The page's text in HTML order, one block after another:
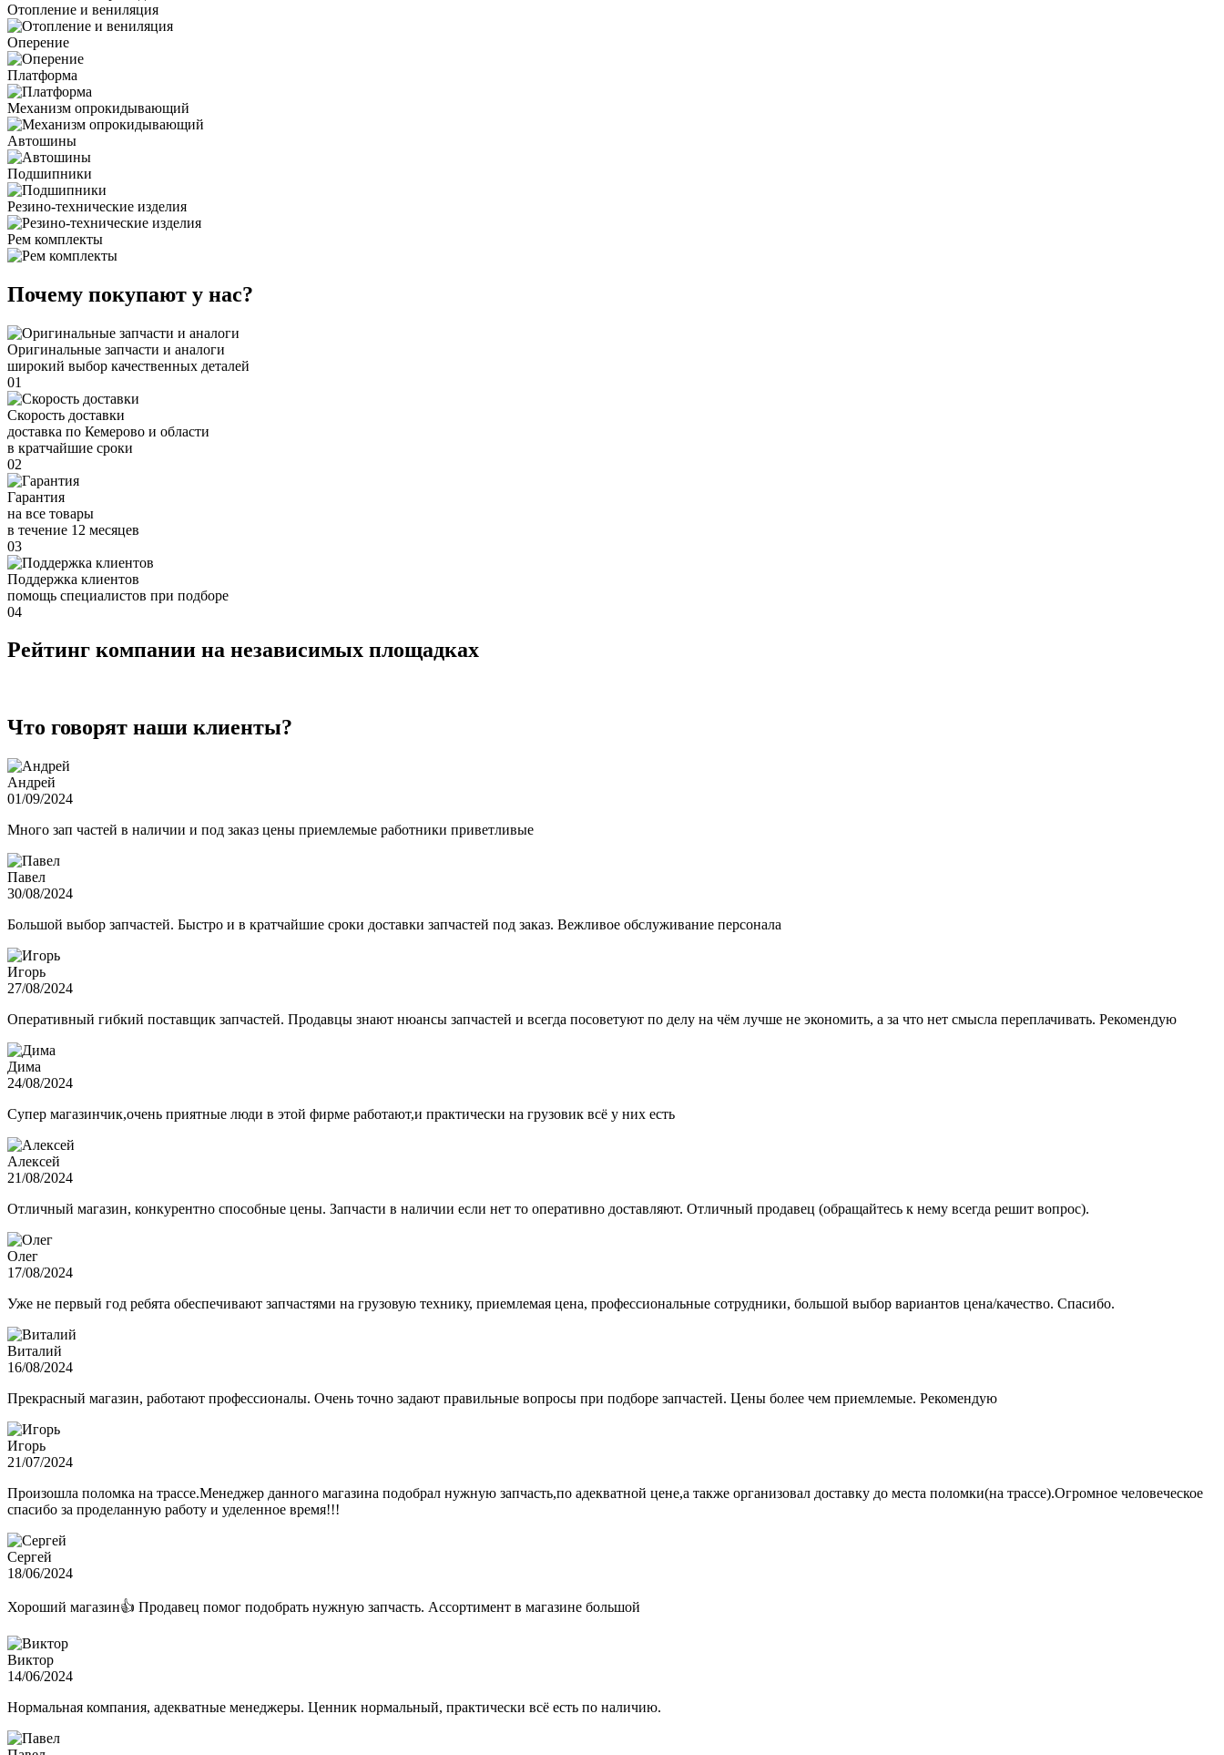
Отопление и вениляция
Оперение
Платформа
Механизм опрокидывающий
Автошины
Подшипники
Резино-технические изделия
Рем комплекты
Почему покупают у нас?
Оригинальные запчасти и аналоги
широкий выбор качественных деталей
01
Скорость доставки
доставка по Кемерово и области
в кратчайшие сроки
02
Гарантия
на все товары
в течение 12 месяцев
03
Поддержка клиентов
помощь специалистов при подборе
04
Рейтинг компании на независимых площадках
Что говорят наши клиенты?
Андрей
01/09/2024
Много зап частей в наличии и под заказ цены приемлемые работники приветливые
Павел
30/08/2024
Большой выбор запчастей. Быстро и в кратчайшие сроки доставки запчастей под заказ. Вежливое обслуживание персонала
Игорь
27/08/2024
Оперативный гибкий поставщик запчастей. Продавцы знают нюансы запчастей и всегда посоветуют по делу на чём лучше не экономить, а за что нет смысла переплачивать. Рекомендую
Дима
24/08/2024
Супер магазинчик,очень приятные люди в этой фирме работают,и практически на грузовик всё у них есть
Алексей
21/08/2024
Отличный магазин, конкурентно способные цены. Запчасти в наличии если нет то оперативно доставляют. Отличный продавец (обращайтесь к нему всегда решит вопрос).
Олег
17/08/2024
Уже не первый год ребята обеспечивают запчастями на грузовую технику, приемлемая цена, профессиональные сотрудники, большой выбор вариантов цена/качество. Спасибо.
Виталий
16/08/2024
Прекрасный магазин, работают профессионалы. Очень точно задают правильные вопросы при подборе запчастей. Цены более чем приемлемые. Рекомендую
Игорь
21/07/2024
Произошла поломка на трассе.Менеджер данного магазина подобрал нужную запчасть,по адекватной цене,а также организовал доставку до места поломки(на трассе).Огромное человеческое
спасибо за проделанную работу и уделенное время!!!
Сергей
18/06/2024
Хороший магазин👍 Продавец помог подобрать нужную запчасть. Ассортимент в магазине большой
Виктор
14/06/2024
Нормальная компания, адекватные менеджеры. Ценник нормальный, практически всё есть по наличию.